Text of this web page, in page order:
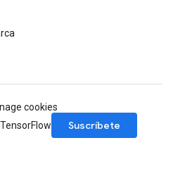
cookies
Suscríbete